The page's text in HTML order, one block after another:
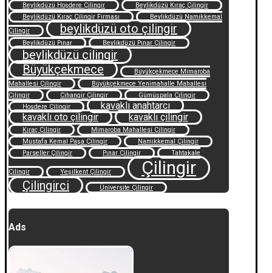
Beylikdüzü Hoşdere Çilingir
Beylikdüzü Kıraç Çilingir
Beylikdüzü Kıraç Çilingir Firması
Beylikdüzü Namıkkemal
Çilingir
beylikdüzü oto çilingir
Beylikdüzü Pınar Beylikdüzü Pınar Çilingir
beylikdüzü çilingir
Büyükçekmece
Büyükçekmece Mimaroba
Mahallesi Çilingir
Büyükçekmece Yenimahalle Mahallesi
Çilingir
Cihangir Çilingir
Gümüşpala Çilingir
Hoşdere Çilingir
kavaklı anahtarcı
kavaklı oto çilingir
kavaklı çilingir
Kıraç Çilingir
Mimaroba Mahallesi Çilingir
Mustafa Kemal Paşa Çilingir
Namıkkemal Çilingir
Parseller Çilingir
Pınar Çilingir Tahtakale
Çilingir Yeşilkent Çilingir Çilingir
Çilingirci Üniversite Çilingir
Ads